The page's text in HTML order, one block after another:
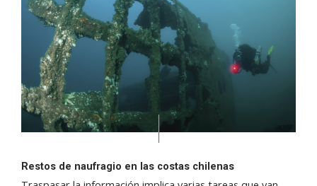
Restos de naufragio en las costas chilenas